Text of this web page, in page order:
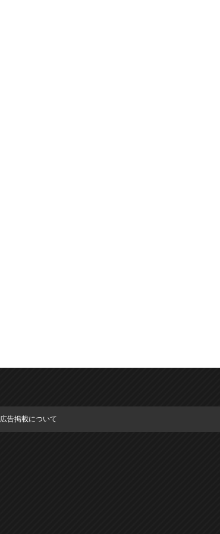
広告掲載について